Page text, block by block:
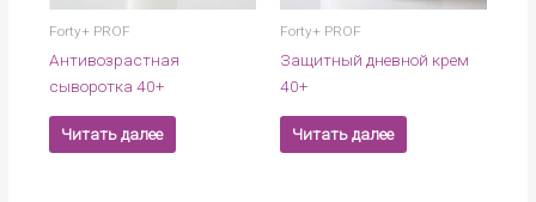
Forty+ PROF
Антивозрастная
cыворотка 40+
Читать далее
Forty+ PROF
Защитный дневной крем
40+
Читать далее